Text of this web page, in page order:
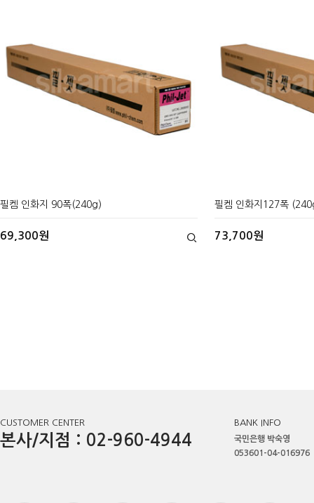
필켐 인화지 90폭(240g)
69,300원
필켐 인화지127폭
73,700원
CUSTOMER CENTER
본사/지점 : 02-960-4944
BANK INFO
국민은행 박숙영
053601-04-016976